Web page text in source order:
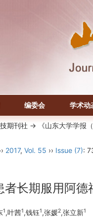
编委会 学术动
期刊社 -> 《山东大学学报
2017, Vol. 55 ›› Issue (7):
长期服用阿
1,叶茜1,钱钰1,张媛2,张立新1